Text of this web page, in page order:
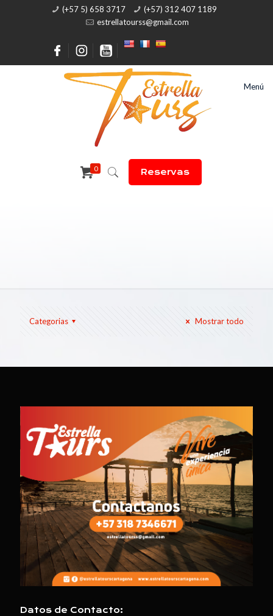
(+57 5) 658 3717
(+57) 312 407 1189
estrellatourss@gmail.com
Menú
0 Reservas
Categorias Mostrar todo
Datos de Contacto: